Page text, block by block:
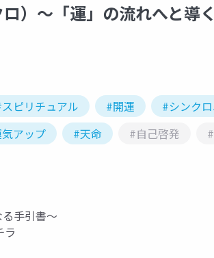
ロ）～「運」の流れへと導
ピリチュアル #開運 #シンク
アップ #天命 #自己啓発
手引書～
ラ